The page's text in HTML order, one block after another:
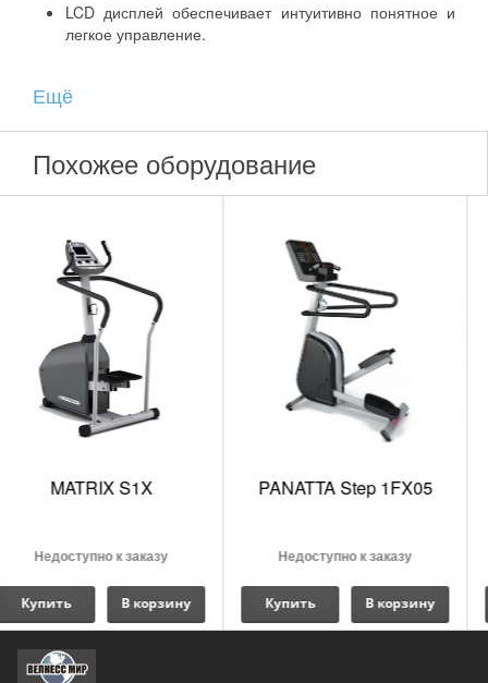
LCD дисплей обеспечивает интуитивно понятное и
легкое управление.
пользователей.
датчики измерения пульса.
Габаритные педали покрыты нескользящим
материалом и рассчитаны на обувь большого
размера.
Транспортировочные ролики.
Компенсаторы неровности пола.
Ещё
Похожее оборудование
PANATTA Step 1FX05
Недоступно к заказу
Купить В корзину
SPIRIT FITNESS XS895
268 900 руб.
Купить В корзину